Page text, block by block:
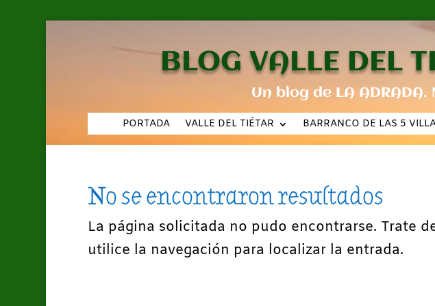
BLOG VALLE DEL
Un blog de LA ADRADA.
PORTADA VALLE DEL TIÉTAR BARRANCO DE LAS 5
No se encontraron resultados
La página solicitada no pudo encontrarse. Trate
utilice la navegación para localizar la entrada.